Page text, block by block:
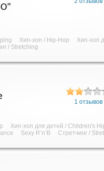
Хип-хоп / Hip-Hop
Хип-хоп
/ Stretching
1 отзывов
Хип-хоп для детей / Children's
Sexy R’n’B Стретчинг /